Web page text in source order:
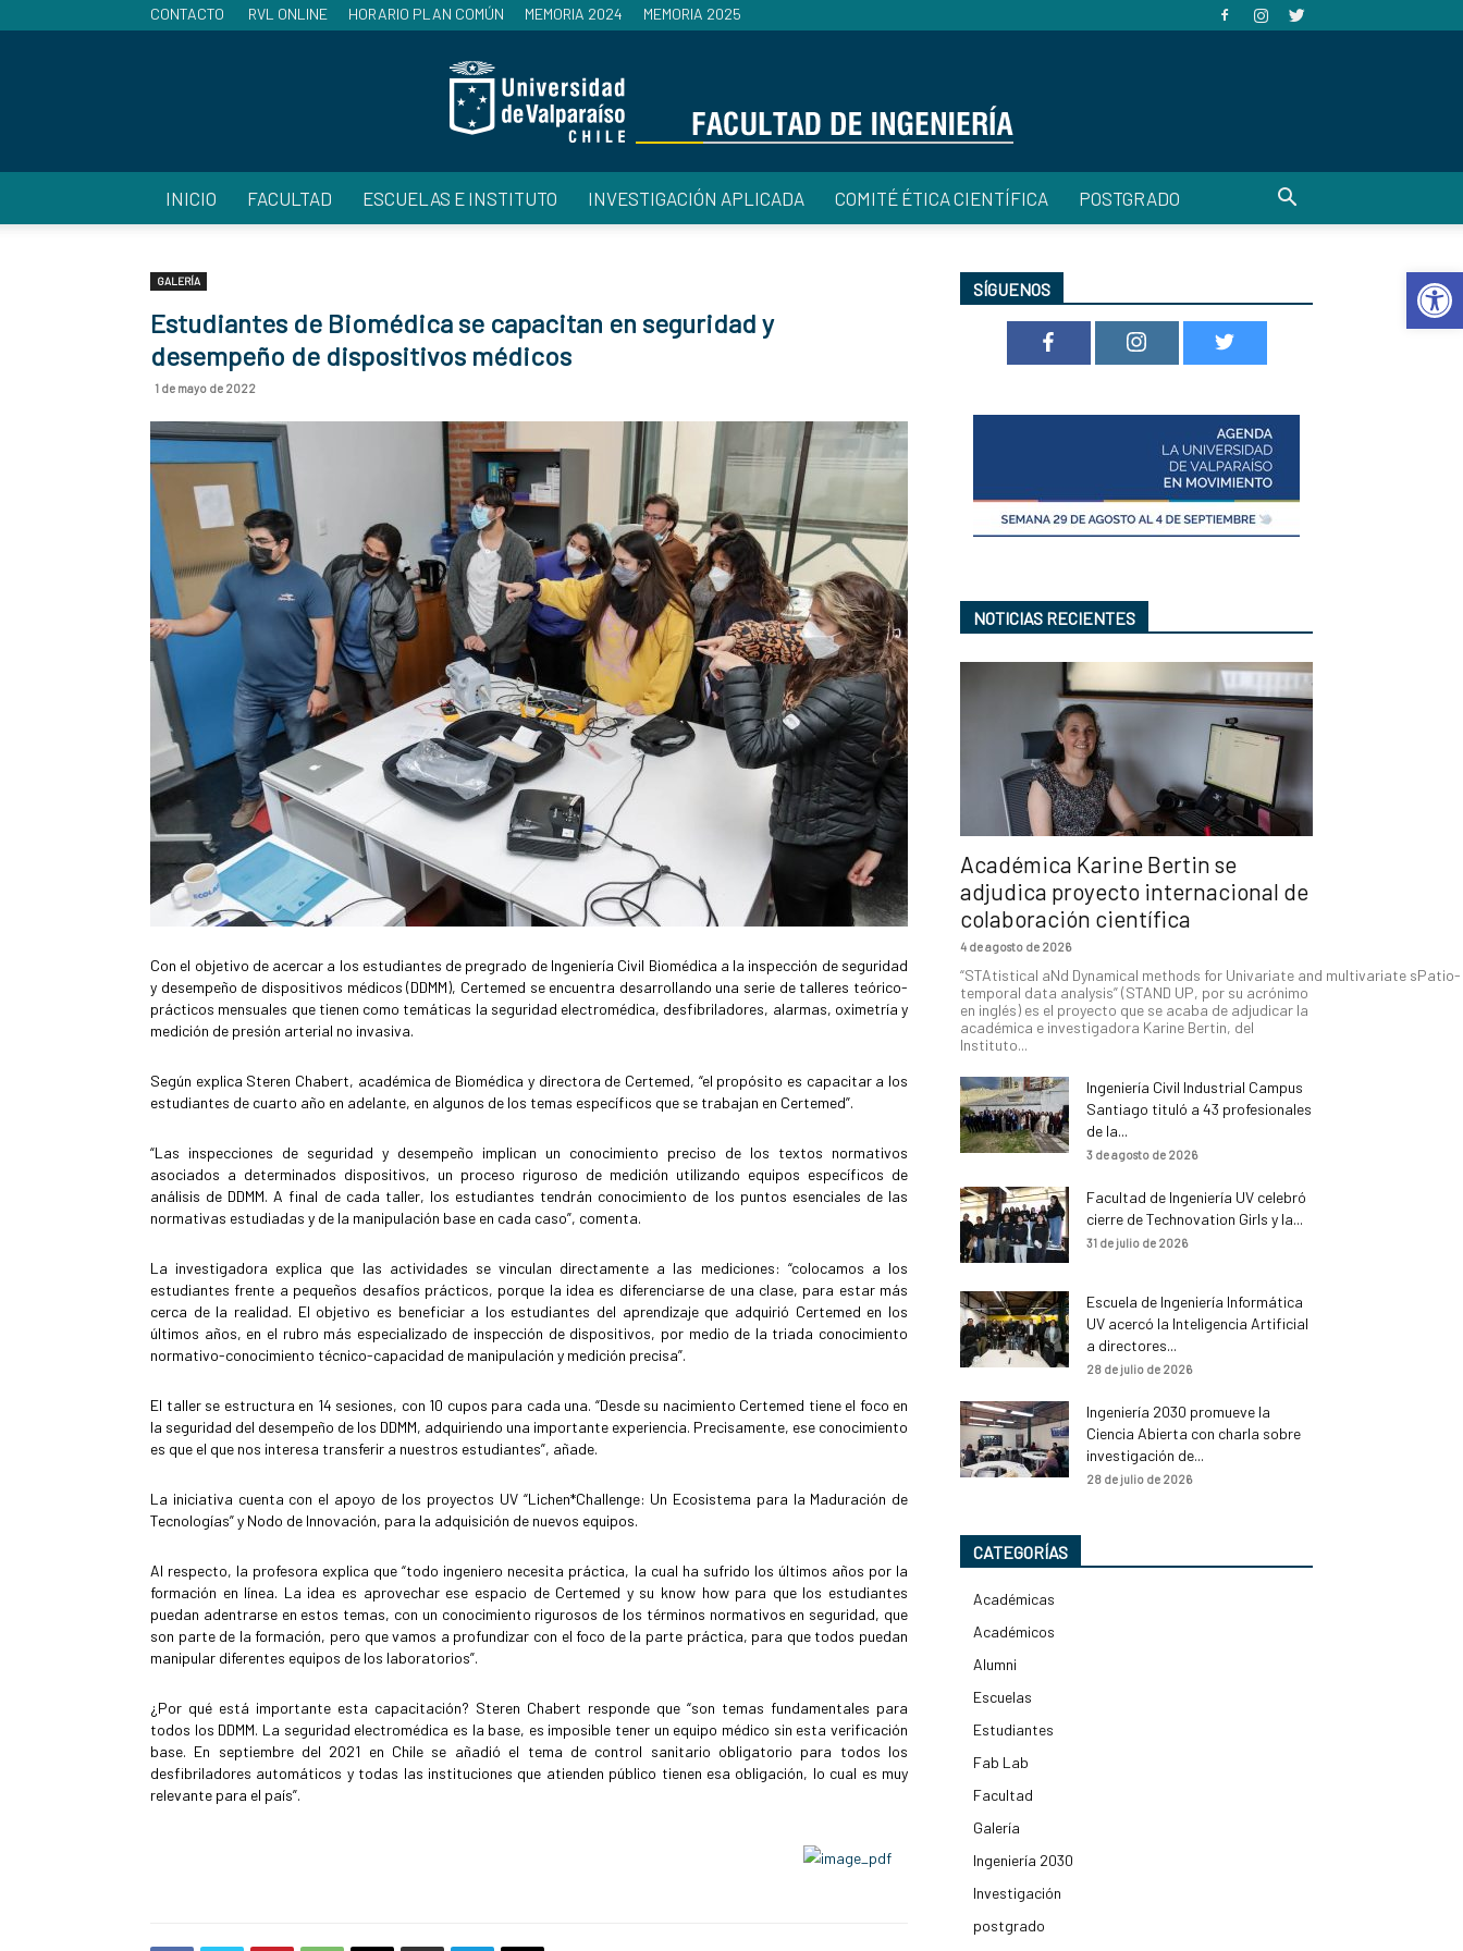
Abrir
CONTACTO RVL ONLINE HORARIO PLAN COMÚN MEMORIA 2024 MEMORIA 2025
Ingeniería
INICIO FACULTAD ESCUELAS E INSTITUTO INVESTIGACIÓN APLICADA COMITÉ ÉTICA CIENTÍFICA POSTGRADO
GALERÍA
Estudiantes de Biomédica se capacitan en seguridad y
desempeño de dispositivos médicos
1 de mayo de 2022
Con el objetivo de acercar a los estudiantes de pregrado de Ingeniería Civil Biomédica a la inspección de seguridad
y desempeño de dispositivos médicos (DDMM), Certemed se encuentra desarrollando una serie de talleres teórico-
prácticos mensuales que tienen como temáticas la seguridad electromédica, desfibriladores, alarmas, oximetría y
medición de presión arterial no invasiva.
Según explica Steren Chabert, académica de Biomédica y directora de Certemed, “el propósito es capacitar a los
estudiantes de cuarto año en adelante, en algunos de los temas específicos que se trabajan en Certemed”.
“Las inspecciones de seguridad y desempeño implican un conocimiento preciso de los textos normativos
asociados a determinados dispositivos, un proceso riguroso de medición utilizando equipos específicos de
análisis de DDMM. A final de cada taller, los estudiantes tendrán conocimiento de los puntos esenciales de las
normativas estudiadas y de la manipulación base en cada caso”, comenta.
La investigadora explica que las actividades se vinculan directamente a las mediciones: “colocamos a los
estudiantes frente a pequeños desafíos prácticos, porque la idea es diferenciarse de una clase, para estar más
cerca de la realidad. El objetivo es beneficiar a los estudiantes del aprendizaje que adquirió Certemed en los
últimos años, en el rubro más especializado de inspección de dispositivos, por medio de la triada conocimiento
normativo-conocimiento técnico-capacidad de manipulación y medición precisa”.
El taller se estructura en 14 sesiones, con 10 cupos para cada una. “Desde su nacimiento Certemed tiene el foco en
la seguridad del desempeño de los DDMM, adquiriendo una importante experiencia. Precisamente, ese conocimiento
es que el que nos interesa transferir a nuestros estudiantes”, añade.
La iniciativa cuenta con el apoyo de los proyectos UV “Lichen*Challenge: Un Ecosistema para la Maduración de
Tecnologías” y Nodo de Innovación, para la adquisición de nuevos equipos.
Al respecto, la profesora explica que “todo ingeniero necesita práctica, la cual ha sufrido los últimos años por la
formación en línea. La idea es aprovechar ese espacio de Certemed y su know how para que los estudiantes
puedan adentrarse en estos temas, con un conocimiento rigurosos de los términos normativos en seguridad, que
son parte de la formación, pero que vamos a profundizar con el foco de la parte práctica, para que todos puedan
manipular diferentes equipos de los laboratorios”.
¿Por qué está importante esta capacitación? Steren Chabert responde que “son temas fundamentales para
todos los DDMM. La seguridad electromédica es la base, es imposible tener un equipo médico sin esta verificación
base. En septiembre del 2021 en Chile se añadió el tema de control sanitario obligatorio para todos los
desfibriladores automáticos y todas las instituciones que atienden público tienen esa obligación, lo cual es muy
relevante para el país”.
SÍGUENOS
NOTICIAS RECIENTES
Académica Karine Bertin se
adjudica proyecto internacional de
colaboración científica
4 de agosto de 2026
“STAtistical aNd Dynamical methods for Univariate and multivariate sPatio-
temporal data analysis” (STAND UP, por su acrónimo
en inglés) es el proyecto que se acaba de adjudicar la
académica e investigadora Karine Bertin, del
Instituto...
Ingeniería Civil Industrial Campus
Santiago tituló a 43 profesionales
de la...
3 de agosto de 2026
Facultad de Ingeniería UV celebró
cierre de Technovation Girls y la...
31 de julio de 2026
Escuela de Ingeniería Informática
UV acercó la Inteligencia Artificial
a directores...
28 de julio de 2026
Ingeniería 2030 promueve la
Ciencia Abierta con charla sobre
investigación de...
28 de julio de 2026
CATEGORÍAS
Académicas
Académicos
Alumni
Escuelas
Estudiantes
Fab Lab
Facultad
Galería
Ingeniería 2030
Investigación
postgrado